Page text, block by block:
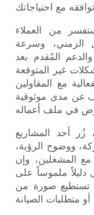
من العملاء
الزمني، وسرعة
والدعم المُقدم بعد
غير المتوقعة
مع المقاولين
عن مدى موثوقية
زُر أحد المشاريع
ووضوح الرؤية،
مع المشغلين، وإن
دليلاً ملموساً على
تستطيع صورة من